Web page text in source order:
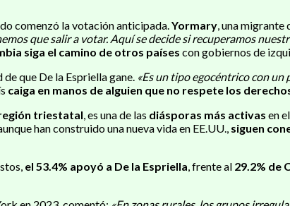
comenzó la votación anticipada.Yormary, una migrante
que salir a votar. Aquí se decide si recuperamos
siga el camino de otros países con gobiernos de
que De la Espriella gane. «Es un tipo egocéntrico con un
caiga en manos de alguien que no respete los
triestatal, es una de las diásporas más activas en
han construido una nueva vida en EE.UU., siguen
el 53.4% apoyó a De la Espriella, frente al 29.2% de